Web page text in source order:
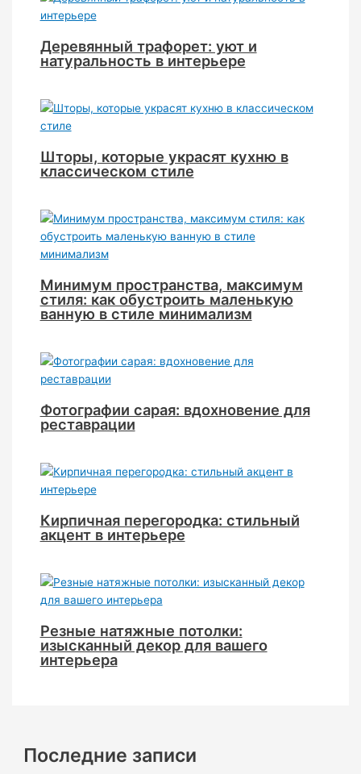
Деревянный трафорет: уют и
натуральность в интерьере
Шторы, которые украсят кухню в
классическом стиле
Минимум пространства, максимум
стиля: как обустроить маленькую
ванную в стиле минимализм
Фотографии сарая: вдохновение для
реставрации
Кирпичная перегородка: стильный
акцент в интерьере
Резные натяжные потолки:
изысканный декор для вашего
интерьера
Последние записи